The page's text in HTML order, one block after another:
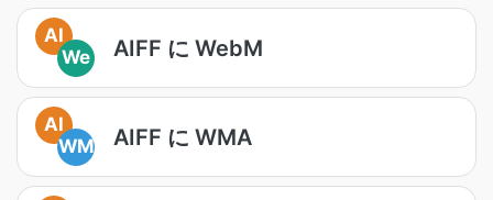
AI
We
AIFF に WebM
AI
WM
AIFF に WMA